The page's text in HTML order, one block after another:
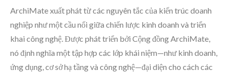
ArchiMate xuất phát từ các nguyên tắc của kiến trúc doanh
nghiệp như một cầu nối giữa chiến lược kinh doanh và triển
khai công nghệ. Được phát triển bởi Cộng đồng ArchiMate,
nó định nghĩa một tập hợp các lớp khái niệm—như kinh doanh,
ứng dụng, cơ sở hạ tầng và công nghệ—đại diện cho cách các